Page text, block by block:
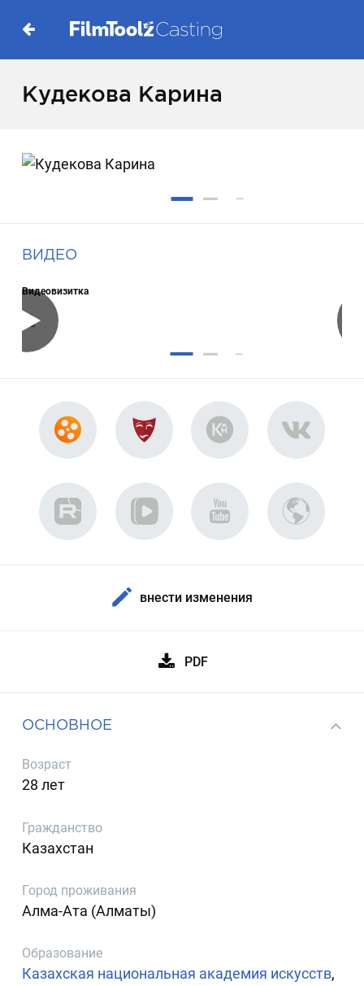
Кудекова Карина
ВИДЕО
Видеовизитка
внести изменения
PDF
ОСНОВНОЕ
Возраст
28 лет
Гражданство
Казахстан
Город проживания
Алма-Ата (Алматы)
Образование
Казахская национальная академия искусств,